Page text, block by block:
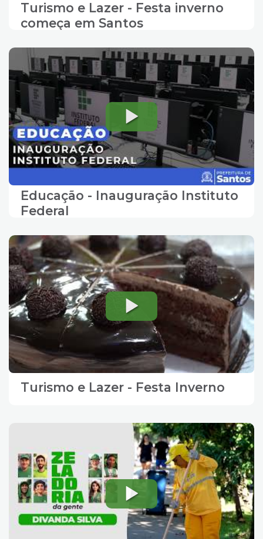
Turismo e Lazer - Festa inverno
começa em Santos
Educação - Inauguração Instituto
Federal
Turismo e Lazer - Festa Inverno